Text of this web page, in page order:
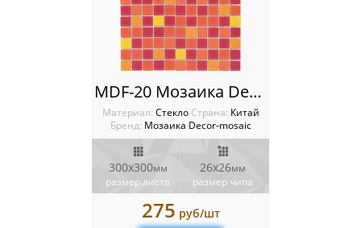
MDF-20 Мозаика Decor-mosaic
Материал: Стекло Cтрана: Китай
Бренд: Мозаика Decor-mosaic
300x300мм
размер листа
26х26мм
размер чипа
275 руб/шт